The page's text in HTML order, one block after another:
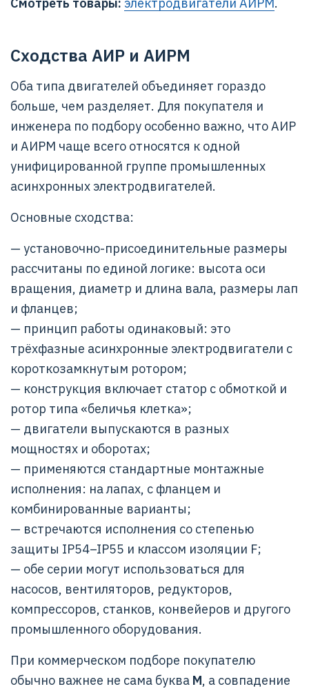
Смотреть товары: электродвигатели АИРМ.
Сходства АИР и АИРМ
Оба типа двигателей объединяет гораздо
больше, чем разделяет. Для покупателя и
инженера по подбору особенно важно, что АИР
и АИРМ чаще всего относятся к одной
унифицированной группе промышленных
асинхронных электродвигателей.
Основные сходства:
— установочно-присоединительные размеры
рассчитаны по единой логике: высота оси
вращения, диаметр и длина вала, размеры лап
и фланцев;
— принцип работы одинаковый: это
трёхфазные асинхронные электродвигатели с
короткозамкнутым ротором;
— конструкция включает статор с обмоткой и
ротор типа «беличья клетка»;
— двигатели выпускаются в разных
мощностях и оборотах;
— применяются стандартные монтажные
исполнения: на лапах, с фланцем и
комбинированные варианты;
— встречаются исполнения со степенью
защиты IP54–IP55 и классом изоляции F;
— обе серии могут использоваться для
насосов, вентиляторов, редукторов,
компрессоров, станков, конвейеров и другого
промышленного оборудования.
При коммерческом подборе покупателю
обычно важнее не сама буква М, а совпадение